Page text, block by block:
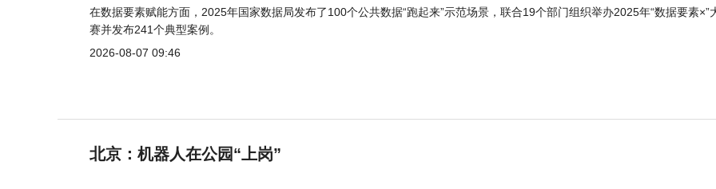
在数据要素赋能方面，2025年国家数据局发布了100个公共数据“跑起来”示范场景，联合19个部门组织举办2025年“数据要素×”
赛并发布241个典型案例。
2026-08-07 09:46
北京：机器人在公园“上岗”